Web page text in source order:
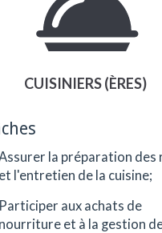
CUISINIERS (ÈRES)
la préparation des
et l'entretien de la cuisine;
Participer aux achats de
nourriture et à la gestion